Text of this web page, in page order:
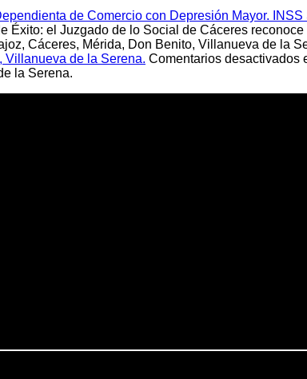
de Comercio con Depresión Mayor. INSS
Éxito: el Juzgado de lo Social de Cáceres reconoce
Cáceres, Mérida, Don Benito, Villanueva de la
Villanueva de la Serena. Comentarios desactivados
la Serena.